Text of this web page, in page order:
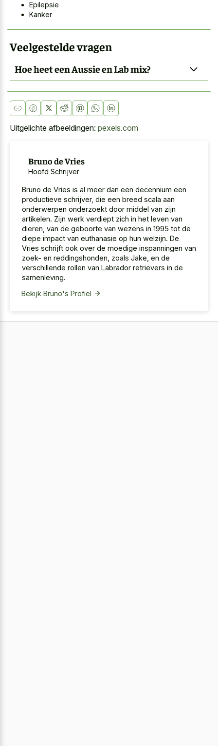
Epilepsie
Kanker
Veelgestelde vragen
Hoe heet een Aussie en Lab mix?
Uitgelichte afbeeldingen: pexels.com
Bruno de Vries
Hoofd Schrijver
Bruno de Vries is al meer dan een decennium een
productieve schrijver, die een breed scala aan
onderwerpen onderzoekt door middel van zijn
artikelen. Zijn werk verdiept zich in het leven van
dieren, van de geboorte van wezens in 1995 tot de
diepe impact van euthanasie op hun welzijn. De
Vries schrijft ook over de moedige inspanningen van
zoek- en reddingshonden, zoals Jake, en de
verschillende rollen van Labrador retrievers in de
samenleving.
Bekijk Bruno's Profiel